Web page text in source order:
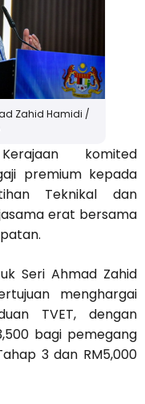
Zahid Hamidi /
Kerajaan komited
premium kepada
Teknikal dan
erat bersama
Seri Ahmad Zahid
menghargai
TVET, dengan
bagi pemegang
3 dan RM5,000